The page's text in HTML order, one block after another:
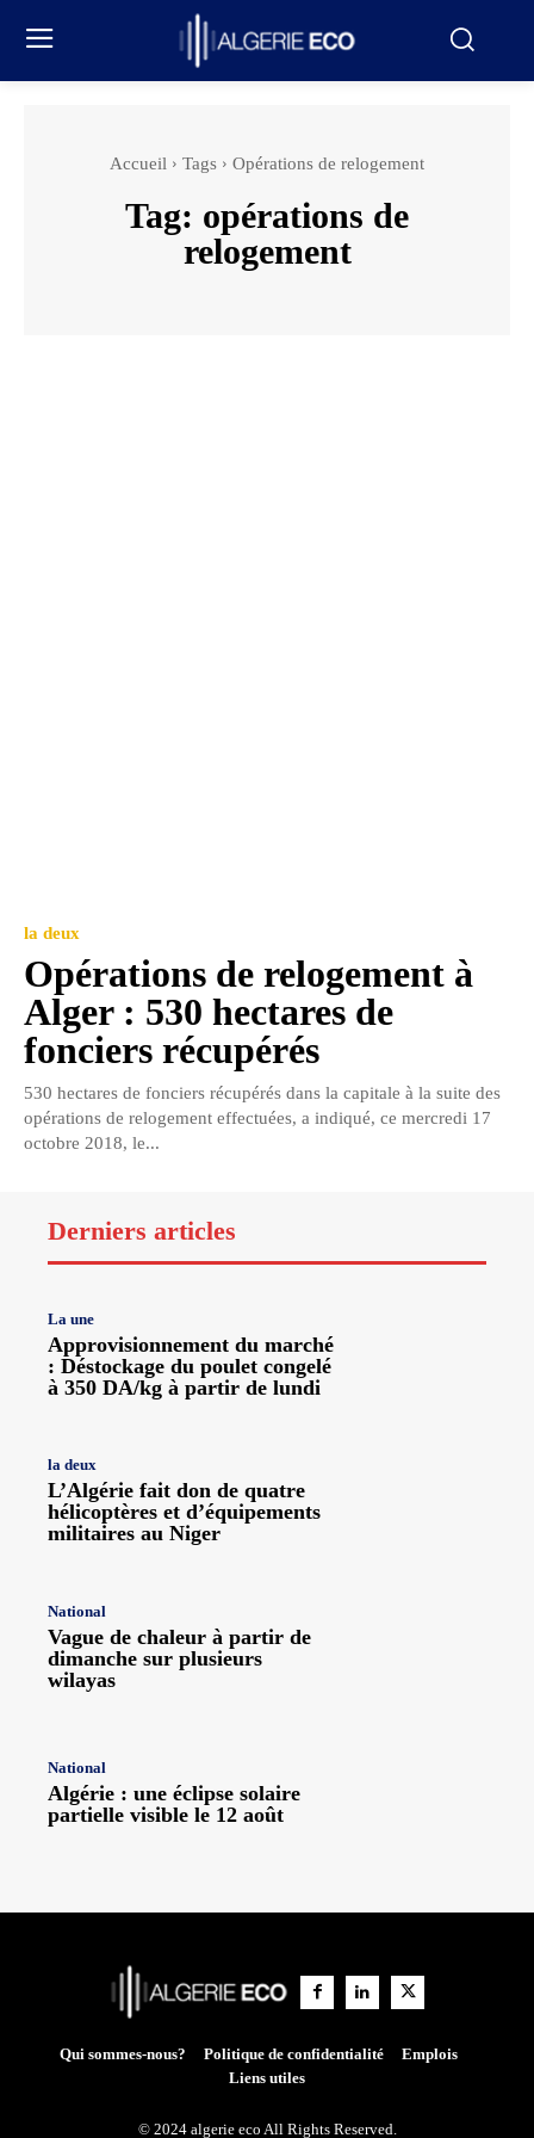
Accueil Tags Opérations de relogement
Tag: opérations de
relogement
la deux
Opérations de relogement à
Alger : 530 hectares de
fonciers récupérés
530 hectares de fonciers récupérés dans la capitale à la suite des
opérations de relogement effectuées, a indiqué, ce mercredi 17
octobre 2018, le...
Derniers articles
La une
Approvisionnement du marché
: Déstockage du poulet congelé
à 350 DA/kg à partir de lundi
la deux
L’Algérie fait don de quatre
hélicoptères et d’équipements
militaires au Niger
National
Vague de chaleur à partir de
dimanche sur plusieurs
wilayas
National
Algérie : une éclipse solaire
partielle visible le 12 août
Qui sommes-nous? Politique de confidentialité
Emplois
Liens utiles
© 2024 algerie eco All Rights Reserved.